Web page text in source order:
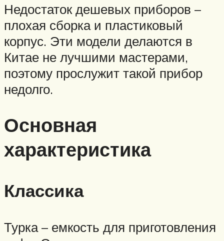
Недостаток дешевых приборов –
плохая сборка и пластиковый
корпус. Эти модели делаются в
Китае не лучшими мастерами,
поэтому прослужит такой прибор
недолго.
Основная
характеристика
Классика
Турка – емкость для приготовления